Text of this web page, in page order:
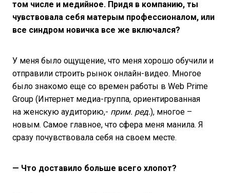
том числе и медийное. Придя в компанию, ты
чувствовала себя матерым профессионалом, или
все синдром новичка все же включался?
У меня было ощущение, что меня хорошо обучили и
отправили строить рынок онлайн-видео. Многое
было знакомо еще со времен работы в Web Prime
Group (Интернет медиа-группа, ориентированная
на женскую аудиторию,- прим. ред.), многое –
новым. Самое главное, что сфера меня манила. Я
сразу почувствовала себя на своем месте.
— Что доставило больше всего хлопот?